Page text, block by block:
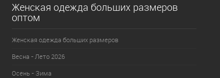
Женская одежда больших размеров
оптом
Женская одежда больших размеров
Весна - Лето 2026
Осень - Зима